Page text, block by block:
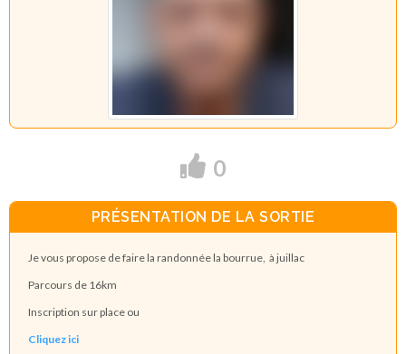
0
PRÉSENTATION DE LA SORTIE
Je vous propose de faire la randonnée la bourrue, à juillac
Parcours de 16km
Inscription sur place ou
Cliquez ici